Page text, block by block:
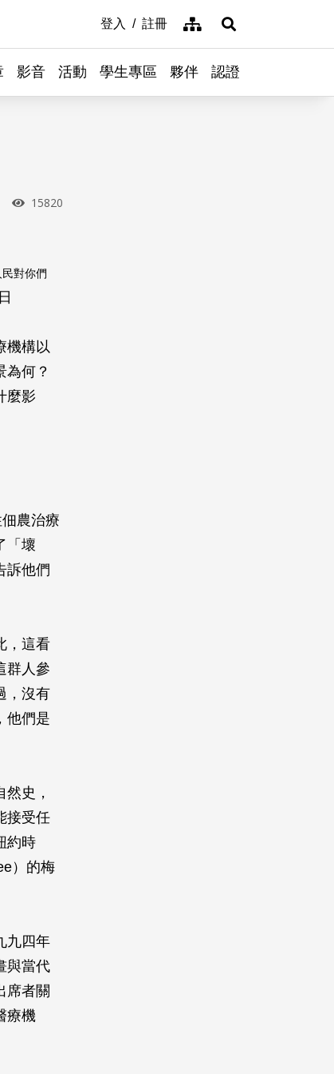
登入 註冊 網站導覽展開搜尋
影音 活動 學生專區 夥伴 認證
瀏覽次數
15820
對你們
機構以
為何？
麼影
農治療
「壞
訴他們
，這看
群人參
，沒有
他們是
史，
接受任
約時
）的梅
九四年
與當代
席者關
療機